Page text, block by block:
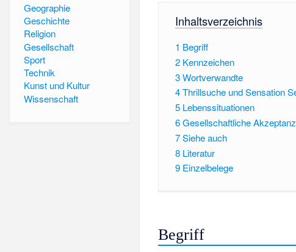
Geographie
Geschichte
Religion
Gesellschaft
Sport
Technik
Kunst und Kultur
Wissenschaft
Inhaltsverzeichnis
1 Begriff
2 Kennzeichen
3Wortverwandte
4Thrillsuche und Sensation
5 Lebenssituationen
6Gesellschaftliche Akzeptanz
7Siehe auch
8 Literatur
9 Einzelbelege
Begriff